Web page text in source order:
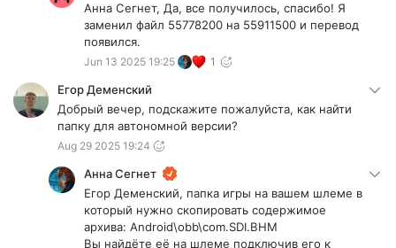
Анна Сегнет, Да, все получилось, спасибо! Я
заменил файл 55778200 на 55911500 и перевод
появился.
Jun 13 2025 19:25 1
Егор Деменский
Добрый вечер, подскажите пожалуйста, как найти
папку для автономной версии?
Aug 29 2025 19:24
Анна Сегнет
Егор Деменский, папка игры на вашем шлеме в
который нужно скопировать содержимое
архива: Android\obb\com.SDI.BHM
Вы найдёте её на шлеме подключив его к